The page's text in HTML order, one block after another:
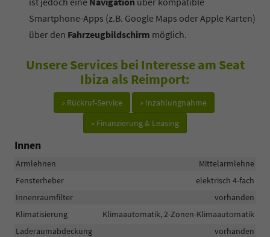
Smartphone-Apps (z.B. Google Maps oder Apple Karten)
über den Fahrzeugbildschirm möglich.
Unsere Services bei Interesse am Seat
Ibiza als Reimport:
» Rückruf-Service
» Inzahlungnahme
» Finanzierung & Leasing
Innen
Armlehnen
Mittelarmlehne
Fensterheber
elektrisch 4-fach
Innenraumfilter
vorhanden
Klimatisierung
Klimaautomatik, 2-Zonen-Klimaautomatik
Laderaumabdeckung
vorhanden